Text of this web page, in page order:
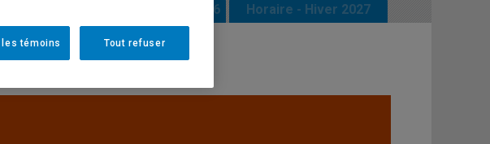
Horaire - Automne 2026 Horaire - Hiver 2027
Tout refuser
témoins